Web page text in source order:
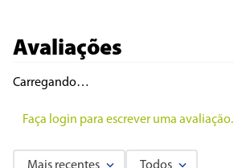
Avaliações
Carregando…
Faça login para escrever uma avaliação.